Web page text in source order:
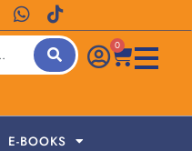
0
E-BOOKS